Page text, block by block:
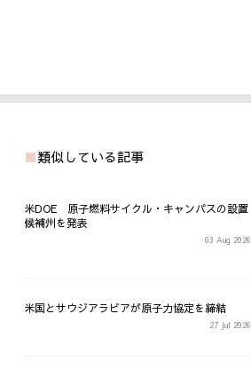
類似している記事
米DOE 原子燃料サイクル・キャンパスの設置
候補州を発表
03 Aug 2026
米国とサウジアラビアが原子力協定を締結
27 Jul 2026